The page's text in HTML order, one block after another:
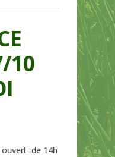
10
de 14h